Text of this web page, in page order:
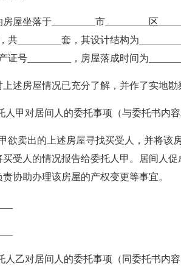
屋坐落于_________市_________区
共_________套，其设计结构为
证号_________，房屋落成时间为
述房屋情况已充分了解，并作了实地勘
人甲对居间人的委托事项（与委托书内容
欲卖出的上述房屋寻找买受人，并将该
买受人的情况报告给委托人甲。居间人
协助办理该房屋的产权变更等事宜。
人乙对居间人的委托事项（同委托书内容